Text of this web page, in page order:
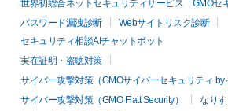
世界初総合ネットセキュリティサービス「GMOセ
パスワード漏洩診断
Webサイトリスク診断
セキュリティ相談AIチャットボット
実在証明・盗聴対策
サイバー攻撃対策（GMOサイバーセキュリティ by
サイバー攻撃対策（GMO Flatt Security）
なり